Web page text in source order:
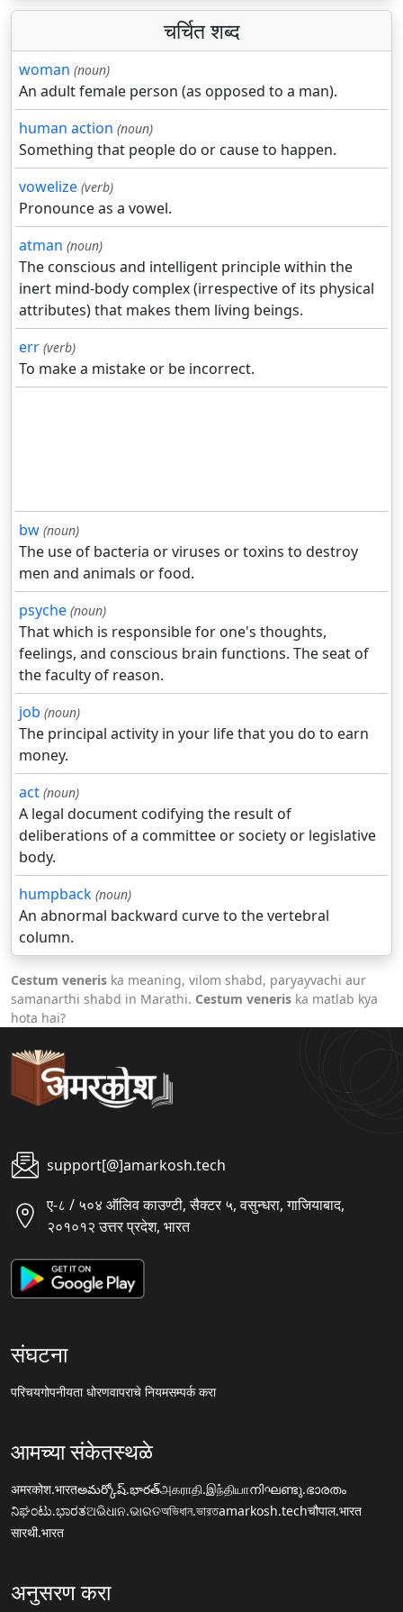
चर्चित शब्द
woman (noun)
An adult female person (as opposed to a man).
human action (noun)
Something that people do or cause to happen.
vowelize (verb)
Pronounce as a vowel.
atman (noun)
The conscious and intelligent principle within the
inert mind-body complex (irrespective of its physical
attributes) that makes them living beings.
err (verb)
To make a mistake or be incorrect.
bw (noun)
The use of bacteria or viruses or toxins to destroy
men and animals or food.
psyche (noun)
That which is responsible for one's thoughts,
feelings, and conscious brain functions. The seat of
the faculty of reason.
job (noun)
The principal activity in your life that you do to earn
money.
act (noun)
A legal document codifying the result of
deliberations of a committee or society or legislative
body.
humpback (noun)
An abnormal backward curve to the vertebral
column.
Cestum veneris ka meaning, vilom shabd, paryayvachi aur
samanarthi shabd in Marathi. Cestum veneris ka matlab kya
hota hai?
support[@]amarkosh.tech
ए-८ / ५०४ ऑलिव काउण्टी, सैक्टर ५, वसुन्धरा, गाजियाबाद,
२०१०१२ उत्तर प्रदेश, भारत
संघटना
परिचयगोपनीयता धोरणवापराचे नियमसम्पर्क करा
आमच्या संकेतस्थळे
अमरकोश.भारतఅమర్కోష్.భారత్அகராதி.இந்தியாനിഘണ്ടു.ഭാരതം
ನಿಘಂಟು.ಭಾರತଅଭିଧାନ.ଭାରତঅভিধান.ভারতamarkosh.techचौपाल.भारत
सारथी.भारत
अनुसरण करा